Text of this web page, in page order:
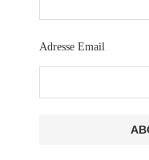
Adresse Email